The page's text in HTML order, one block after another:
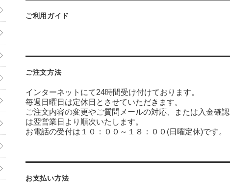
ご利用ガイド
ご注文方法
インターネットにて24時間受け付けております。
毎週日曜日は定休日とさせていただきます。
ご注文内容の変更やご質問メールの対応、または入金確認
は翌営業日より順次いたします。
お電話の受付は１０：００～１８：００(日曜定休)です。
お支払い方法